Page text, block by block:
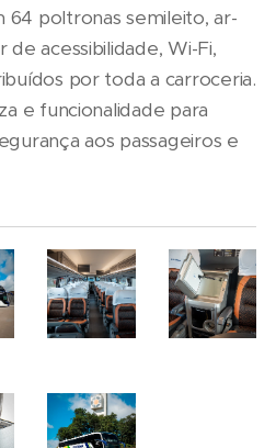
64 poltronas semileito, ar-
acessibilidade, Wi-Fi,
por toda a carroceria.
e funcionalidade para
aos passageiros e